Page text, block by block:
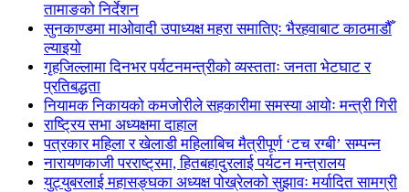
तामाङको निर्देशन
सुनकाण्डमा मा‌ओवादी उपाध्यक्ष महरा समातिएः भैरहवाबाट काठमाडौँ
ल्याइयो
गृहजिल्लामा दिनभर पर्यटनमन्त्रीको व्यस्तताः जनता भेटघाट र
प्रतिबद्धता
नियामक निकायको कमजोरीले सहकारीमा समस्या आयोः मन्त्री गिरी
राष्ट्रिय सभा अध्यक्षमा दाहाल
पत्रकार महिला र खेलाडी महिलाबिच मैत्रीपूर्ण ‘टच रग्बी’ सम्पन्न
नारायणकाजी परराष्ट्रमा, हितबहादुरलाई पर्यटन मन्त्रालय
युट्युबरलाई महासङ्घका अध्यक्ष पोख्रेलको सुझावः मर्यादित सामग्री